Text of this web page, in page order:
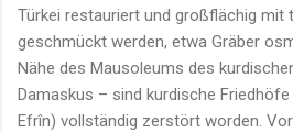
Türkei restauriert und großflächig mit
geschmückt werden, etwa Gräber
Nähe des Mausoleums des
Damaskus – sind kurdische
Efrîn) vollständig zerstört worden.